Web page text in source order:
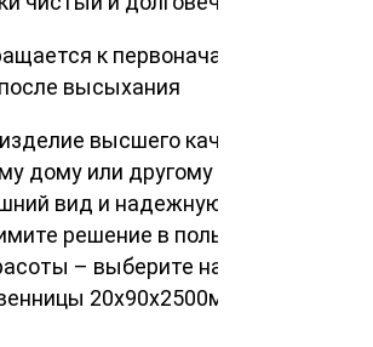
к первоначальному
высыхания
высшего качества, которое
дому или другому строению
вид и надежную защиту на
решение в пользу
– выберите наш скошенный
20х90х2500мм.